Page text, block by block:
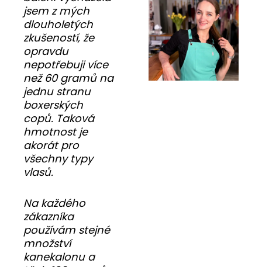
jsem z mých
dlouholetých
zkušeností, že
opravdu
nepotřebuji více
než 60 gramů na
jednu stranu
boxerských
copů. Taková
hmotnost je
akorát pro
všechny typy
vlasů.
Na každého
zákazníka
používám stejné
množství
kanekalonu a